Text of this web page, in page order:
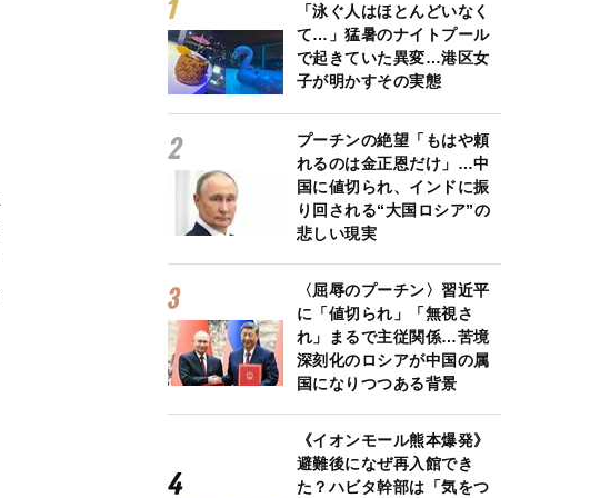
「泳ぐ人はほとんどいなく
て…」猛暑のナイトプール
で起きていた異変…港区女
子が明かすその実態
プーチンの絶望「もはや頼
れるのは金正恩だけ」…中
国に値切られ、インドに振
り回される“大国ロシア”の
悲しい現実
〈屈辱のプーチン〉習近平
に「値切られ」「無視さ
れ」まるで主従関係…苦境
深刻化のロシアが中国の属
国になりつつある背景
《イオンモール熊本爆発》
避難後になぜ再入館でき
た？ハビタ幹部は「気をつ